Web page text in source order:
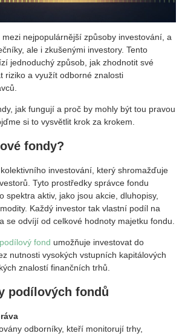
nejpopulárnější způsoby investování, a
ale i zkušenými investory. Tento
jednoduchý způsob, jak zhodnotit své
riziko a využít odborné znalosti
jak fungují a proč by mohly být tou pravou
si to vysvětlit krok za krokem.
fondy?
investování, který shromažďuje
Tyto prostředky správce fondu
spektra aktiv, jako jsou akcie, dluhopisy,
Každý investor tak vlastní podíl na
se odvíjí od celkové hodnoty majetku fondu.
podílový fond umožňuje investovat do
nutnosti vysokých vstupních kapitálových
znalostí finančních trhů.
podílových fondů
odborníky, kteří monitorují trhy,